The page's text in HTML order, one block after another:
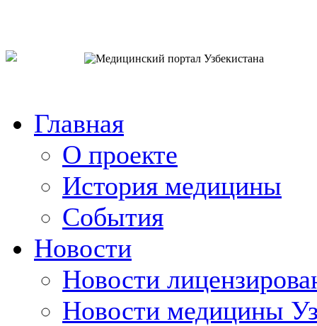
Главная
О проекте
История медицины
События
Новости
Новости
Новости медицины